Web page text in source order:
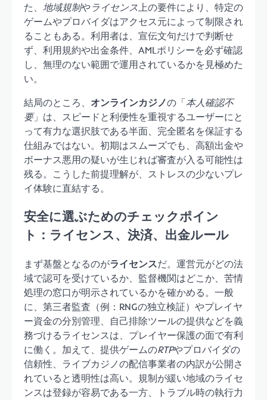
た、 地域規制やライセンス 上の要件により、特定の
ゲームやプロバイダはアクセス元によって制限され
ることもある。利用者は、宣伝文句だけで判断せ
ず、利用規約や出金条件、AMLポリシーを必ず確認
し、無理のない範囲で運用されているかを見極めた
い。
結局のところ、 オンラインカジノの「本人確認不
要」は、スピードと利便性を重視するユーザーにと
って有力な選択肢である半面、完全匿名を保証する
仕組みではない。初期はスムーズでも、高額出金や
ボーナス悪用の疑いが生じれば審査が入る可能性は
残る。こうした前提理解が、ストレスの少ないプレ
イ体験に直結する。
安全に選ぶためのチェックポイン
ト：ライセンス、決済、出金ルール
まず基盤となるのがライセンスだ。運営元がどの法
域で認可を受けているか、監督機関はどこか、苦情
処理の窓口が明示されているかを確かめる。一般
に、第三者監査（例：RNGの独立検証）やプレイヤ
ー資金の分別管理、自己排除ツールの提供などを義
務づけるライセンスは、プレイヤー保護の面で有利
に働く。加えて、提供ゲームのRTPやプロバイダの
信頼性、ライブカジノの配信事業者の内訳が公開さ
れていると透明性は高い。規制が緩い地域のライセ
ンスは登録が容易である一方、トラブル時の執行力